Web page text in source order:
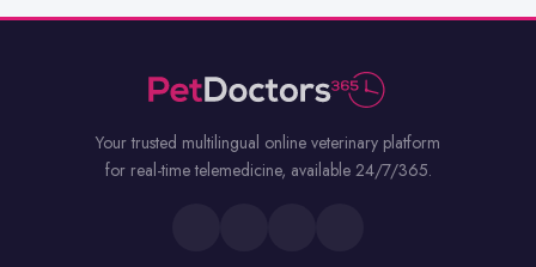
Your trusted multilingual online veterinary platform
for real-time telemedicine, available 24/7/365.